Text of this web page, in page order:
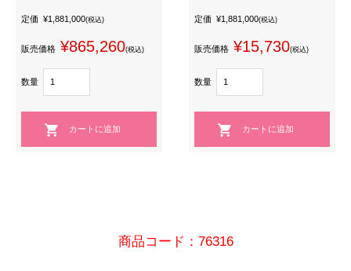
定価 ¥1,881,000(税込)
販売価格 ¥865,260(税込)
数量
定価 ¥1,881,000(税込)
販売価格 ¥15,730(税込)
数量
商品コード：76316